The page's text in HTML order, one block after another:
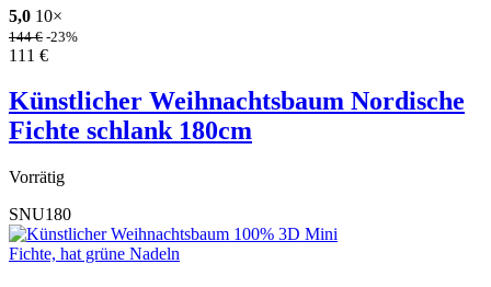
5,0 10×
144€ -23%
111 €
Künstlicher Weihnachtsbaum Nordische
Fichte schlank 180cm
Vorrätig
SNU180